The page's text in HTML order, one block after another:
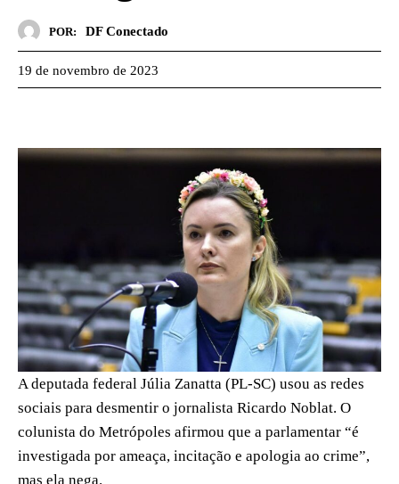
POR: DF Conectado
19 de novembro de 2023
A deputada federal Júlia Zanatta (PL-SC) usou as redes
sociais para desmentir o jornalista Ricardo Noblat. O
colunista do Metrópoles afirmou que a parlamentar “é
investigada por ameaça, incitação e apologia ao crime”,
mas ela nega.